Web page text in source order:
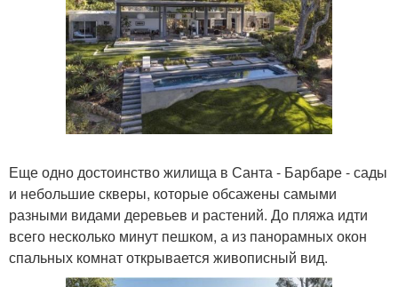
Еще одно достоинство жилища в Санта - Барбаре - сады
и небольшие скверы, которые обсажены самыми
разными видами деревьев и растений. До пляжа идти
всего несколько минут пешком, а из панорамных окон
спальных комнат открывается живописный вид.